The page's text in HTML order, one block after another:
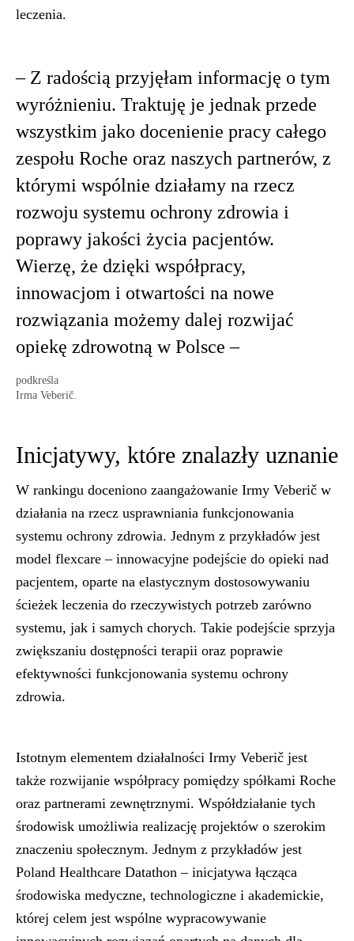
leczenia.
– Z radością przyjęłam informację o tym
wyróżnieniu. Traktuję je jednak przede
wszystkim jako docenienie pracy całego
zespołu Roche oraz naszych partnerów, z
którymi wspólnie działamy na rzecz
rozwoju systemu ochrony zdrowia i
poprawy jakości życia pacjentów.
Wierzę, że dzięki współpracy,
innowacjom i otwartości na nowe
rozwiązania możemy dalej rozwijać
opiekę zdrowotną w Polsce –
podkreśla
Irma Veberič.
Inicjatywy, które znalazły uznanie
W rankingu doceniono zaangażowanie Irmy Veberič w
działania na rzecz usprawniania funkcjonowania
systemu ochrony zdrowia. Jednym z przykładów jest
model flexcare – innowacyjne podejście do opieki nad
pacjentem, oparte na elastycznym dostosowywaniu
ścieżek leczenia do rzeczywistych potrzeb zarówno
systemu, jak i samych chorych. Takie podejście sprzyja
zwiększaniu dostępności terapii oraz poprawie
efektywności funkcjonowania systemu ochrony
zdrowia.
Istotnym elementem działalności Irmy Veberič jest
także rozwijanie współpracy pomiędzy spółkami Roche
oraz partnerami zewnętrznymi. Współdziałanie tych
środowisk umożliwia realizację projektów o szerokim
znaczeniu społecznym. Jednym z przykładów jest
Poland Healthcare Datathon – inicjatywa łącząca
środowiska medyczne, technologiczne i akademickie,
której celem jest wspólne wypracowywanie